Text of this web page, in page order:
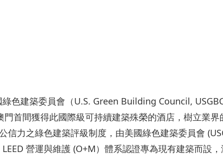
色建築委員會（U.S. Green Building Council,
首間獲得此國際級可持續建築殊榮的酒店，樹立業界
信力之綠色建築評級制度，由美國綠色建築委員會
營運與維護 (O+M）體系認證專為現有建築而設